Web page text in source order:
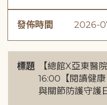
發佈時間 2026-
標題
【總館X亞東醫
16:00【閱讀健
與關節防護守護